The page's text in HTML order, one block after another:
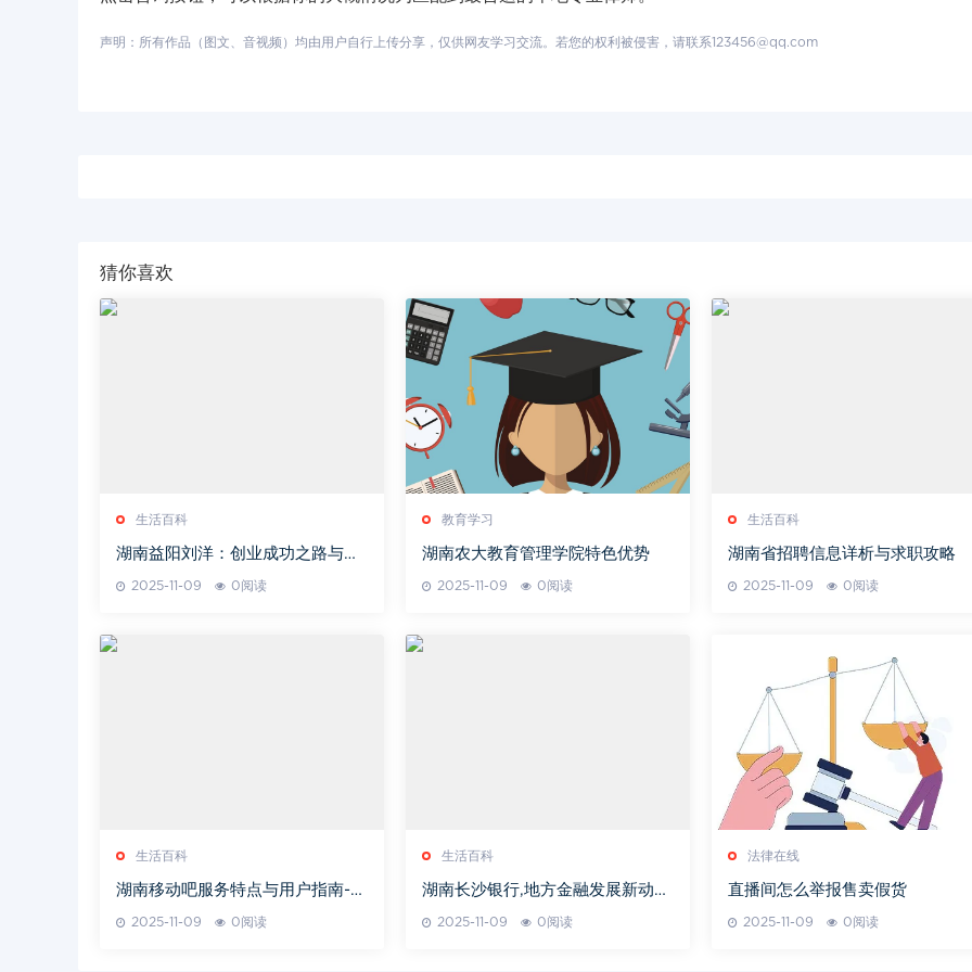
声明：所有作品（图文、音视频）均由用户自行上传分享，仅供网友学习交流。若您的权利被侵害，请联系123456@qq.com
猜你喜欢
生活百科
湖南益阳刘洋：创业成功之路与领
2025-11-09 0阅读
教育学习
湖南农大教育管理学院特色优势
2025-11-09 0阅读
生活百科
湖南省招聘信息详析与求职攻略
2025-11-09 0阅读
生活百科
湖南移动吧服务特点与用户指南-享
2025-11-09 0阅读
生活百科
湖南长沙银行,地方金融发展新动
力-数字化转型解析
2025-11-09 0阅读
法律在线
直播间怎么举报售卖假货
2025-11-09 0阅读